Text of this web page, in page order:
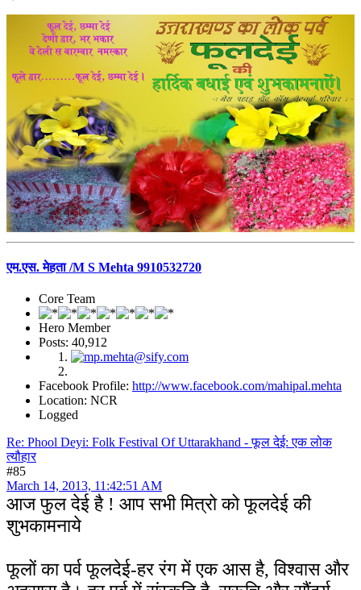
एम.एस. मेहता /M S Mehta 9910532720
Core Team
Hero Member
Posts: 40,912
Facebook Profile: http://www.facebook.com/mahipal.mehta
Location: NCR
Logged
Re: Phool Deyi: Folk Festival Of Uttarakhand - फूल देई: एक लोक
त्यौहार
#85
March 14, 2013, 11:42:51 AM
आज फुल देई है ! आप सभी मित्रो को फूलदेई की
शुभकामनाये
फूलों का पर्व फूलदेई-हर रंग में एक आस है, विश्वास और